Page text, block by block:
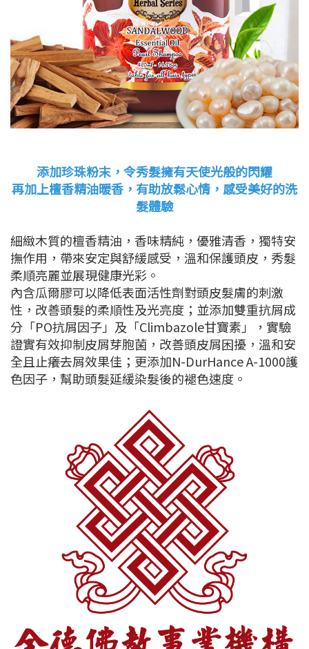
添加珍珠粉末，令秀髮擁有天使光般的閃耀
再加上檀香精油暖香，有助放鬆心情，感受美好的洗
髮體驗
細緻木質的檀香精油，香味精純，優雅清香，獨特安
撫作用，帶來安定與舒緩感受，溫和保護頭皮，秀髮
柔順亮麗並展現健康光彩。
內含瓜爾膠可以降低表面活性劑對頭皮髮膚的刺激
性，改善頭髮的柔順性及光亮度；並添加雙重抗屑成
分「PO抗屑因子」及「Climbazole甘寶素」，實驗
證實有效抑制皮屑芽胞菌，改善頭皮屑困擾，溫和安
全且止癢去屑效果佳；更添加N-DurHance A-1000護
色因子，幫助頭髮延緩染髮後的褪色速度。